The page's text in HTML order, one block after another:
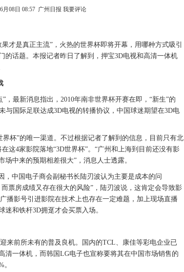
月08日 08:57 广州日报 我要评论
是真正主流”，火热的世界杯即将开幕，用哪种方式吸引
的话题。本报记者昨日了解到，押宝3D电视和高清一体机
最新消息指出，2010年南非世界杯开赛在即，“新生”的
国际足联达成3D电视的转播协议，中国球迷期望在3D电
杯”的唯一渠道。不过根据记者了解到的信息，目前只有北
这4家影院落地“3D世界杯”。“广州和上海到目前还没有影
中来的预期相差很大”，消息人士透露。
中国电子商会副秘书长陆刃波认为主要是成本的问
票房成绩又存在很大的风险”，陆刃波说，这肯定会导致影
播影号引进影院在技术上也存在一定难题，加上现场直播
和铁杆3D拥趸才会买票入场。
前所未有的普及良机。国内的TCL、康佳等彩电企业已
清一体机，而韩国LG电子也宣称要将其在中国市场销售的